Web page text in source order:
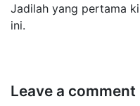
Jadilah yang pertama
ini.
Leave a comment